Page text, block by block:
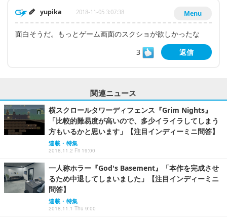
Menu
yupika 2018-11-05 3:07:38
面白そうだ。もっとゲーム画面のスクショが欲しかったな
3
返信
関連ニュース
横スクロールタワーディフェンス『Grim Nights』
「比較的難易度が高いので、多少イライラしてしまう
方もいるかと思います」【注目インディーミニ問答】
連載・特集
2018.11.2 Fri 19:00
一人称ホラー『God's Basement』「本作を完成させ
るため中退してしまいました」【注目インディーミニ
問答】
連載・特集
2018.11.1 Thu 9:00